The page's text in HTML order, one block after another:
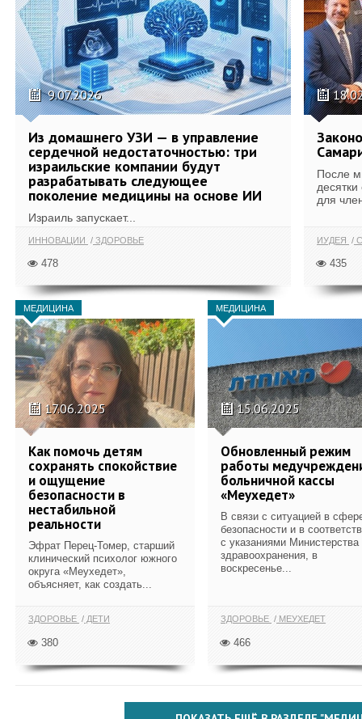
9.07.2026
Из домашнего УЗИ — в управление
сердечной недостаточностью: три
израильские компании будут
разрабатывать следующее
поколение медицины на основе ИИ
Израиль запускает...
ИННОВАЦИИ ЗДОРОВЬЕ
478
После
для
ИУДЕЯ
435
МЕДИЦИНА
17.06.2025
Как помочь детям
сохранять спокойствие
и ощущение
безопасности в
нестабильной
реальности
Эфрат Перец-Томер, старший
клинический психолог южного
округа «Меухедет»,
объясняет, как создать...
ЗДОРОВЬЕ ДЕТИ
380
МЕДИЦИНА
15.06.2025
Обновленный режим
работы
больничной кассы
«Меухедет»
В связи с ситуацией в
безопасности и в
с указаниями Министерства
здравоохранения, в
воскресенье...
ЗДОРОВЬЕ МЕУХЕДЕТ
466